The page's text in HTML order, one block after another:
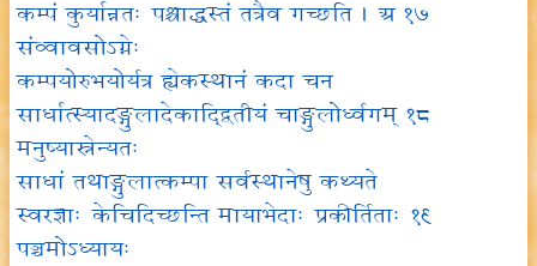
कम्पं कुर्यान्नतः पश्चाद्धस्तं तत्रैव गच्छति । अ १७
संव्वावसोऽग्नेः
कम्पयोरुभयोर्यत्र ह्येकस्थानं कदा चन
सार्धात्स्यादङ्गुलादेकाद्द्वितीयं चाङ्गुलोर्ध्वगम् १८
मनुष्यास्नेन्यतः
साधां तथाङ्गुलात्कम्पा सर्वस्थानेषु कथ्यते
स्वरज्ञाः केचिदिच्छन्ति मायाभेदाः प्रकीर्तिताः १९
पञ्चमोऽध्यायः